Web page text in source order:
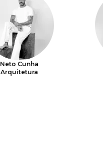
Neto Cunha
Arquitetura